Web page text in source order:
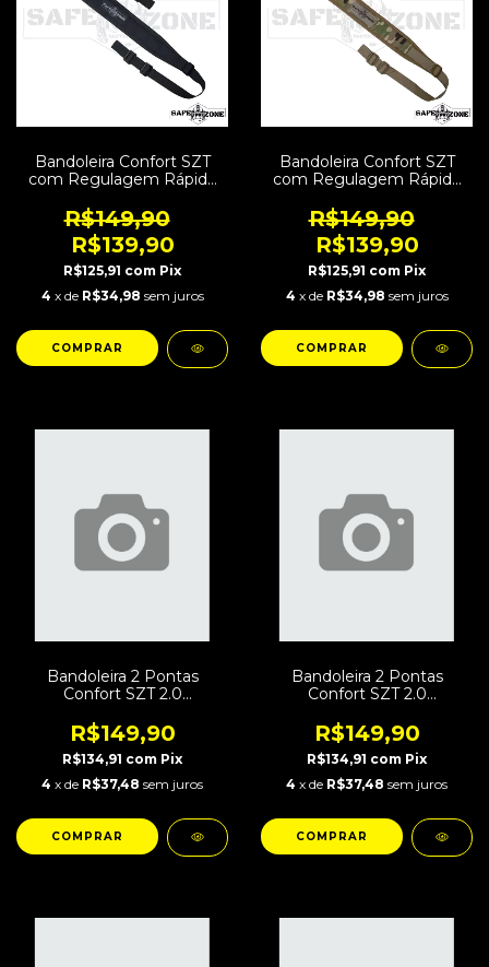
Bandoleira Confort SZT
com Regulagem Rápida
R$149,90
R$139,90
R$125,91 com Pix
4 x de R$34,98 sem juros
Bandoleira Confort SZT
com Regulagem Rápida
R$149,90
R$139,90
R$125,91 com Pix
4 x de R$34,98 sem juros
Bandoleira 2 Pontas
Confort SZT 2.0
R$149,90
R$134,91 com Pix
4 x de R$37,48 sem juros
Bandoleira 2 Pontas
Confort SZT 2.0
FG
R$149,90
R$134,91 com Pix
4 x de R$37,48 sem juros